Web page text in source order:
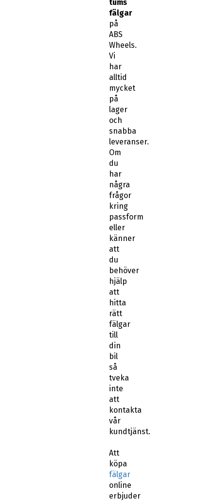
tums
fälgar
på
ABS
Wheels.
Vi
har
alltid
mycket
på
lager
och
snabba
leveranser.
Om
du
har
några
frågor
kring
passform
eller
känner
att
du
behöver
hjälp
att
hitta
rätt
fälgar
till
din
bil
så
tveka
inte
att
kontakta
vår
kundtjänst.
Att
köpa
fälgar
online
erbjuder